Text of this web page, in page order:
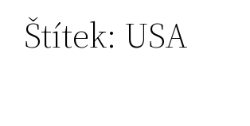
Štítek: USA